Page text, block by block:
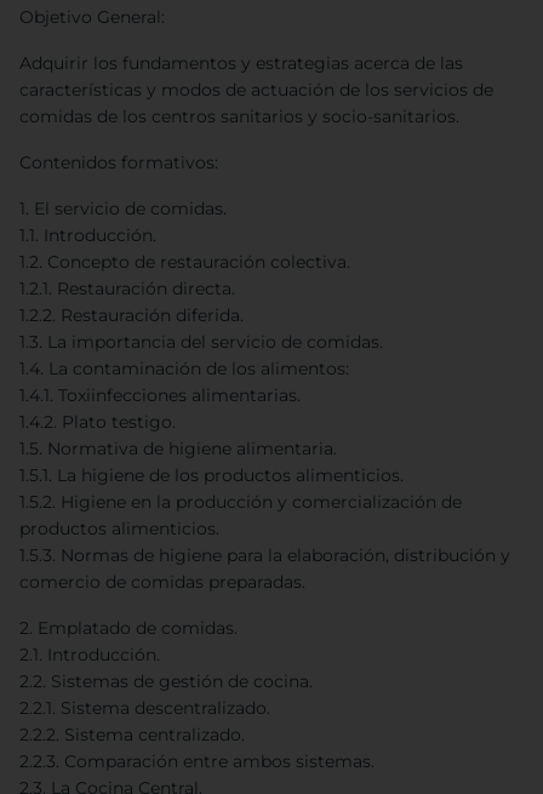
Objetivo General:
Adquirir los fundamentos y estrategias acerca de las
características y modos de actuación de los servicios de
comidas de los centros sanitarios y socio-sanitarios.
Contenidos formativos:
1. El servicio de comidas.
1.1. Introducción.
1.2. Concepto de restauración colectiva.
1.2.1. Restauración directa.
1.2.2. Restauración diferida.
1.3. La importancia del servicio de comidas.
1.4. La contaminación de los alimentos:
1.4.1. Toxiinfecciones alimentarias.
1.4.2. Plato testigo.
1.5. Normativa de higiene alimentaria.
1.5.1. La higiene de los productos alimenticios.
1.5.2. Higiene en la producción y comercialización de
productos alimenticios.
1.5.3. Normas de higiene para la elaboración, distribución y
comercio de comidas preparadas.
2. Emplatado de comidas.
2.1. Introducción.
2.2. Sistemas de gestión de cocina.
2.2.1. Sistema descentralizado.
2.2.2. Sistema centralizado.
2.2.3. Comparación entre ambos sistemas.
2.3. La Cocina Central.